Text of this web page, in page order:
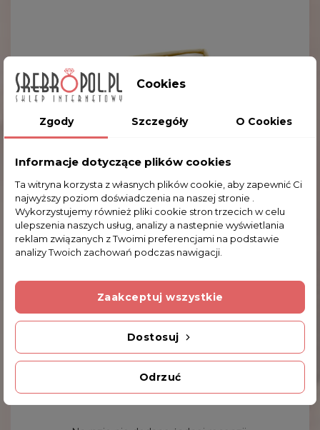
Podkowa Z Koniczynką 473-3353
56,00 zł
Komentarze (0)
Cookies
Zgody Szczegóły O Cookies
Informacje dotyczące plików cookies
Ta witryna korzysta z własnych plików cookie, aby zapewnić Ci
najwyższy poziom doświadczenia na naszej stronie .
Wykorzystujemy również pliki cookie stron trzecich w celu
ulepszenia naszych usług, analizy a nastepnie wyświetlania
reklam związanych z Twoimi preferencjami na podstawie
analizy Twoich zachowań podczas nawigacji.
Odrzuć
Dostosuj
Zaakceptuj wszystkie